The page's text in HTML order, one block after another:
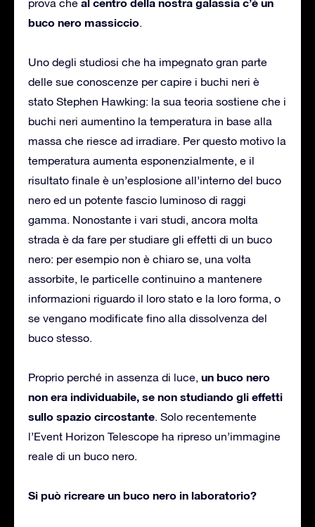
prova che
buco nero massiccio.
Uno degli studiosi che ha impegnato gran parte
delle sue conoscenze per capire i buchi neri è
stato Stephen Hawking: la sua teoria sostiene che i
buchi neri aumentino la temperatura in base alla
massa che riesce ad irradiare. Per questo motivo la
temperatura aumenta esponenzialmente, e il
risultato finale è un’esplosione all’interno del buco
nero ed un potente fascio luminoso di raggi
gamma. Nonostante i vari studi, ancora molta
strada è da fare per studiare gli effetti di un buco
nero: per esempio non è chiaro se, una volta
assorbite, le particelle continuino a mantenere
informazioni riguardo il loro stato e la loro forma, o
se vengano modificate fino alla dissolvenza del
buco stesso.
Proprio perché in assenza di luce, un buco nero
non era individuabile, se non studiando gli effetti
sullo spazio circostante. Solo recentemente
l’Event Horizon Telescope ha ripreso un’immagine
reale di un buco nero.
Si può ricreare un buco nero in laboratorio?